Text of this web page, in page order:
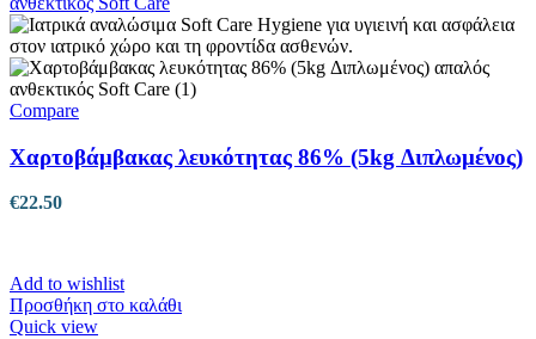
Compare
Χαρτοβάμβακας λευκότητας 86% (5kg Διπλωμένος)
€22.50
Add to wishlist
Προσθήκη στο καλάθι
Quick view